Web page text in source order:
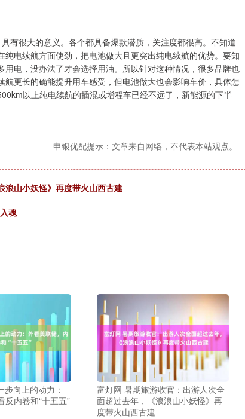
有很大的意义。各个都具备爆款潜质，关注度都很高。不知道
电续航方面使劲，把电池做大且更突出纯电续航的优势。要知
电，没办法了才会选择用油。所以针对这种情况，很多品牌也
更长的确能提升用车感受，但电池做大也会影响车价，具体怎
以上纯电续航的插混或增程车已经不远了，新能源的下半
申银优配提示：文章来自网络，不代表本站观点。
浪山小妖怪》再度带火山西古建
魂
向上的动力：
反内卷和“十五五”
富灯网 暑期旅游收官：出游人次全
面超过去年，《浪浪山小妖怪》再
度带火山西古建